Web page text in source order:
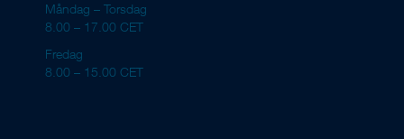
Måndag – Torsdag
8.00 – 17.00 CET
Fredag
8.00 – 15.00 CET